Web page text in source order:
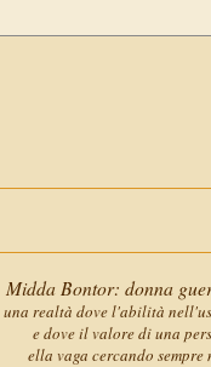
Midda Bontor: donna
una realtà dove l'abilità
e dove il valore di una
ella vaga cercando